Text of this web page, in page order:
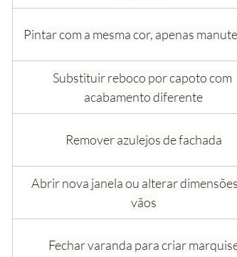
Pintar com a mesma cor, apenas
Substituir reboco por capoto com
acabamento diferente
Remover azulejos de fachada
Abrir nova janela ou alterar
vãos
Fechar varanda para criar